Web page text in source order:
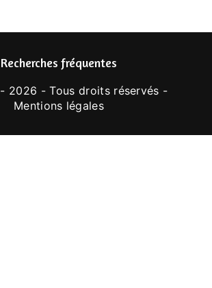
Recherches fréquentes
- 2026 - Tous droits réservés -
Mentions légales